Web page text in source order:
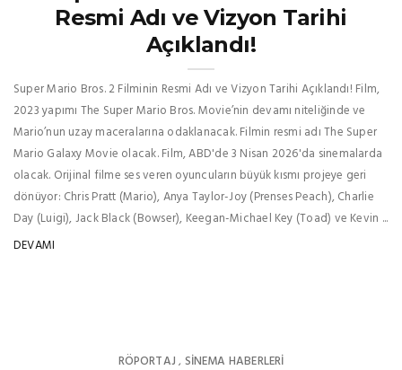
Resmi Adı ve Vizyon Tarihi
Açıklandı!
Super Mario Bros. 2 Filminin Resmi Adı ve Vizyon Tarihi Açıklandı! Film,
2023 yapımı The Super Mario Bros. Movie’nin devamı niteliğinde ve
Mario’nun uzay maceralarına odaklanacak. Filmin resmi adı The Super
Mario Galaxy Movie olacak. Film, ABD'de 3 Nisan 2026'da sinemalarda
olacak. Orijinal filme ses veren oyuncuların büyük kısmı projeye geri
dönüyor: Chris Pratt (Mario), Anya Taylor-Joy (Prenses Peach), Charlie
Day (Luigi), Jack Black (Bowser), Keegan-Michael Key (Toad) ve Kevin ...
DEVAMI
RÖPORTAJ , SINEMA HABERLERI